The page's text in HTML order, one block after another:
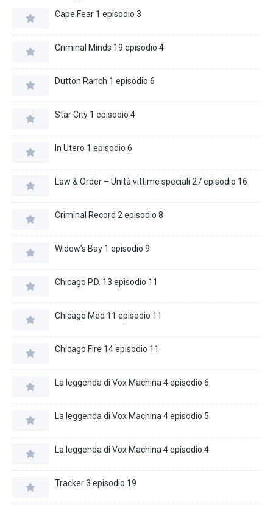
Cape Fear 1 episodio 3
Criminal Minds 19 episodio 4
Dutton Ranch 1 episodio 6
Star City 1 episodio 4
In Utero 1 episodio 6
Law & Order – Unità vittime speciali 27 episodio 16
Criminal Record 2 episodio 8
Widow’s Bay 1 episodio 9
Chicago P.D. 13 episodio 11
Chicago Med 11 episodio 11
Chicago Fire 14 episodio 11
La leggenda di Vox Machina 4 episodio 6
La leggenda di Vox Machina 4 episodio 5
La leggenda di Vox Machina 4 episodio 4
Tracker 3 episodio 19